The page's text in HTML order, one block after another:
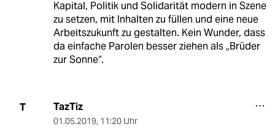
Kapital, Politik und Solidarität modern in Szene
zu setzen, mit Inhalten zu füllen und eine neue
Arbeitszukunft zu gestalten. Kein Wunder, dass
da einfache Parolen besser ziehen als „Brüder
zur Sonne“.
T TazTiz
01.05.2019, 11:20 Uhr